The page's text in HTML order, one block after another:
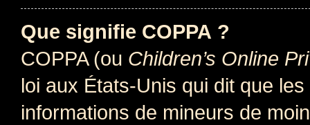
Que signifie COPPA ?
COPPA (ou Children’s Online
loi aux États-Unis qui dit que
informations de mineurs de